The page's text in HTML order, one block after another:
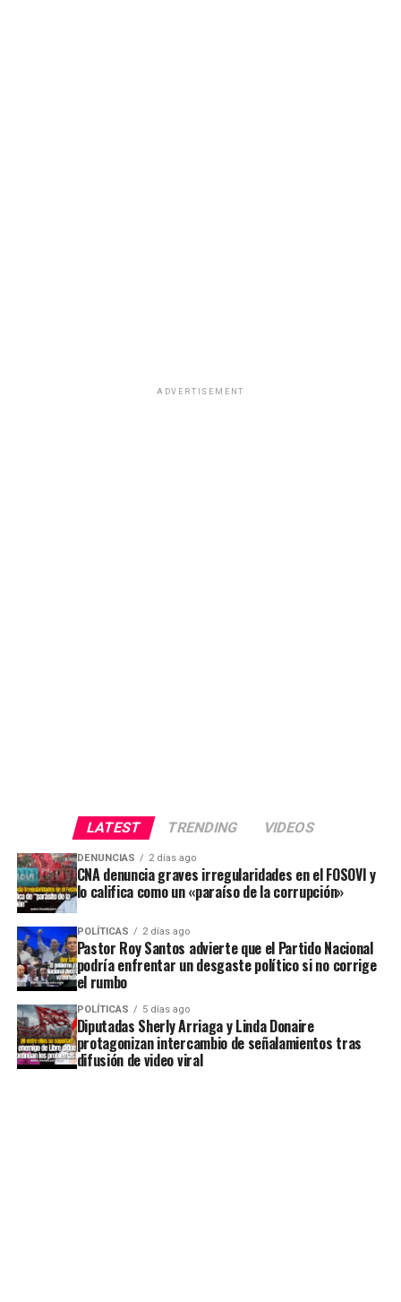
ADVERTISEMENT
LATEST TRENDING VIDEOS
DENUNCIAS 2 días ago
CNA denuncia graves irregularidades en el FOSOVI y
lo califica como un «paraíso de la corrupción»
POLÍTICAS 2 días ago
Pastor Roy Santos advierte que el Partido Nacional
podría enfrentar un desgaste político si no corrige
el rumbo
POLÍTICAS 5 días ago
Diputadas Sherly Arriaga y Linda Donaire
protagonizan intercambio de señalamientos tras
difusión de video viral